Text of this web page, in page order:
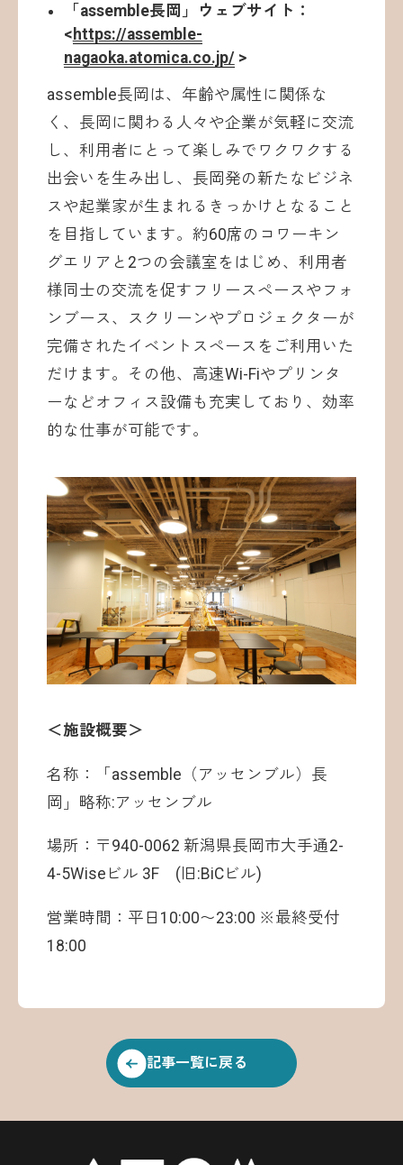
「assemble長岡」ウェブサイト：
< https://assemble-
nagaoka.atomica.co.jp/ >
assemble長岡は、年齢や属性に関係な
く、長岡に関わる人々や企業が気軽に交流
し、利用者にとって楽しみでワクワクする
出会いを生み出し、長岡発の新たなビジネ
スや起業家が生まれるきっかけとなること
を目指しています。約60席のコワーキン
グエリアと2つの会議室をはじめ、利用者
様同士の交流を促すフリースペースやフォ
ンブース、スクリーンやプロジェクターが
完備されたイベントスペースをご利用いた
だけます。その他、高速Wi-Fiやプリンタ
ーなどオフィス設備も充実しており、効率
的な仕事が可能です。
＜施設概要＞
名称：「assemble（アッセンブル）長
岡」略称:アッセンブル
場所：〒940-0062 新潟県長岡市大手通2-
4-5Wiseビル 3F (旧:BiCビル)
営業時間：平日10:00〜23:00 ※最終受付
18:00
記事一覧に戻る